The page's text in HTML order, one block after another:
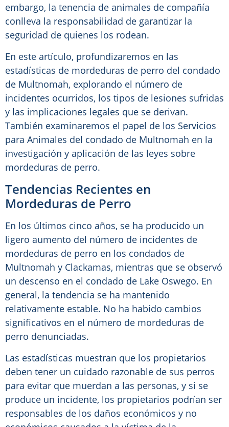
embargo, la tenencia de animales de compañía
conlleva la responsabilidad de garantizar la
seguridad de quienes los rodean.
En este artículo, profundizaremos en las
estadísticas de mordeduras de perro del condado
de Multnomah, explorando el número de
incidentes ocurridos, los tipos de lesiones sufridas
y las implicaciones legales que se derivan.
También examinaremos el papel de los Servicios
para Animales del condado de Multnomah en la
investigación y aplicación de las leyes sobre
mordeduras de perro.
Tendencias Recientes en
Mordeduras de Perro
En los últimos cinco años, se ha producido un
ligero aumento del número de incidentes de
mordeduras de perro en los condados de
Multnomah y Clackamas, mientras que se observó
un descenso en el condado de Lake Oswego. En
general, la tendencia se ha mantenido
relativamente estable. No ha habido cambios
significativos en el número de mordeduras de
perro denunciadas.
Las estadísticas muestran que los propietarios
deben tener un cuidado razonable de sus perros
para evitar que muerdan a las personas, y si se
produce un incidente, los propietarios podrían ser
responsables de los daños económicos y no